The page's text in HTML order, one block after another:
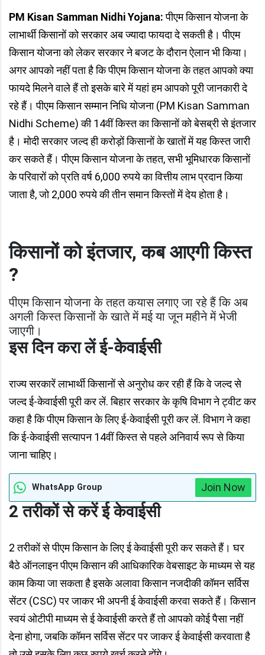
PM Kisan Samman Nidhi Yojana:पीएम किसान योजना के
लाभार्थी किसानों को सरकार अब ज्यादा फायदा दे सकती है। पीएम
किसान योजना को लेकर सरकार ने बजट के दौरान ऐलान भी किया।
अगर आपको नहीं पता है कि पीएम किसान योजना के तहत आपको क्या
फायदे मिलने वाले हैं तो इसके बारे में यहां हम आपको पूरी जानकारी दे
रहे हैं। पीएम किसान सम्मान निधि योजना (PM Kisan Samman
Nidhi Scheme) की 14वीं किस्त का किसानों को बेसब्री से इंतजार
है। मोदी सरकार जल्द ही करोड़ों किसानों के खातों में यह किस्त जारी
कर सकते हैं। पीएम किसान योजना के तहत, सभी भूमिधारक किसानों
के परिवारों को प्रति वर्ष 6,000 रुपये का वित्तीय लाभ प्रदान किया
जाता है, जो 2,000 रुपये की तीन समान किस्तों में देय होता है।
किसानों को इंतजार, कब आएगी किस्त
?
पीएम किसान योजना के तहत कयास लगाए जा रहे हैं कि अब
अगली किस्त किसानों के खाते में मई या जून महीने में भेजी
जाएगी।
इस दिन करा लें ई-केवाईसी
राज्य सरकारें लाभार्थी किसानों से अनुरोध कर रही हैं कि वे जल्द से
जल्द ई-केवाईसी पूरी कर लें. बिहार सरकार के कृषि विभाग ने ट्वीट कर
कहा है कि पीएम किसान के लिए ई-केवाईसी पूरी कर लें. विभाग ने कहा
कि ई-केवाईसी सत्यापन 14वीं किस्त से पहले अनिवार्य रूप से किया
जाना चाहिए।
WhatsApp Group Join Now
2 तरीकों से करें ई केवाईसी
2 तरीकों से पीएम किसान के लिए ई केवाईसी पूरी कर सकते हैं। घर
बैठे ऑनलाइन पीएम किसान की आधिकारिक वेबसाइट के माध्‍यम से यह
काम किया जा सकता है इसके अलावा किसान नजदीकी कॉमन सर्विस
सेंटर (CSC) पर जाकर भी अपनी ई केवाईसी करवा सकते हैं। किसान
स्‍वयं ओटीपी माध्‍यम से ई केवाईसी करते हैं तो आपको कोई पैसा नहीं
देना होगा, जबकि कॉमन सर्विस सेंटर पर जाकर ई केवाईसी करवाता है